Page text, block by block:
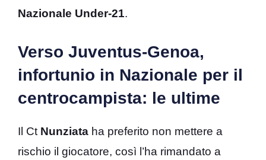
Nazionale Under-21.
Verso Juventus-Genoa,
infortunio in Nazionale per il
centrocampista: le ultime
Il Ct Nunziata ha preferito non mettere a
rischio il giocatore, così l’ha rimandato a